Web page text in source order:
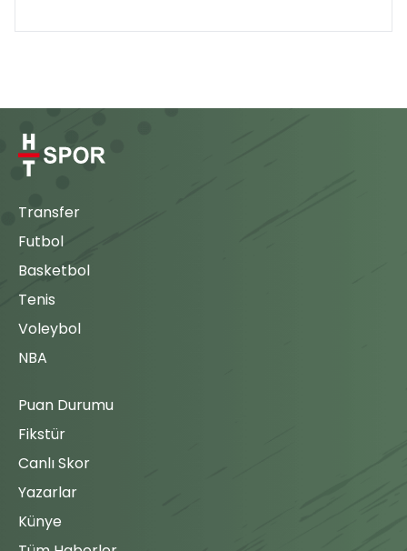
Transfer
Futbol
Basketbol
Tenis
Voleybol
NBA
Puan Durumu
Fikstür
Canlı Skor
Yazarlar
Künye